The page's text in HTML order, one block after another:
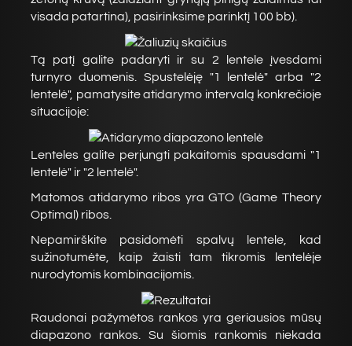
visada patartina), pasirinksime parinktį 100 bb).
Tą patį galite padaryti ir su 2 lentele įvesdami
turnyro duomenis. Spustelėję "1 lentelė" arba "2
lentelė", pamatysite atidarymo intervalą konkrečioje
situacijoje:
Lenteles galite perjungti pakaitomis spausdami "1
lentelė" ir "2 lentelė".
Matomos atidarymo ribos yra GTO (Game Theory
Optimal) ribos.
Nepamirškite pasidomėti spalvų lentele, kad
sužinotumėte, kaip žaisti tam tikromis lentelėje
nurodytomis kombinacijomis.
Raudonai pažymėtos rankos yra geriausios mūsų
diapazono rankos. Su šiomis rankomis niekada